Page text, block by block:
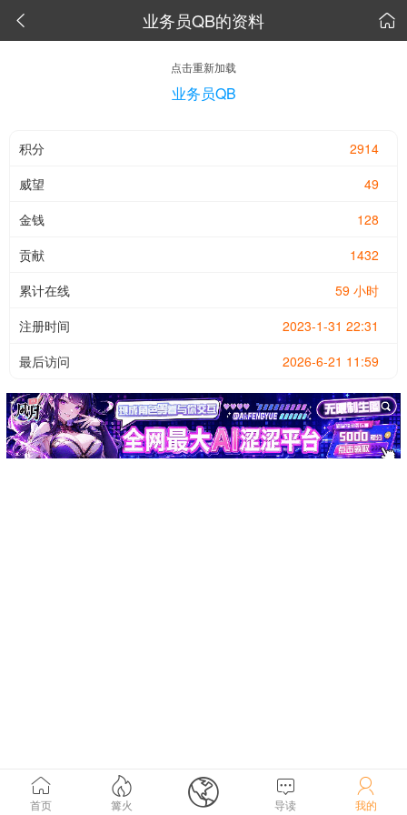
 业务员QB的资料 
点击重新加载
业务员QB
2914
积分
49
威望
128
金钱
1432
贡献
59 小时
累计在线
2023-1-31 22:31
注册时间
2026-6-21 11:59
最后访问

首页

篝火  
导读

我的